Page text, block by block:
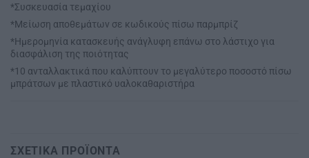
*Συσκευασία τεμαχίου
*Μείωση αποθεμάτων σε κωδικούς πίσω παρμπρίζ
*Ημερομηνία κατασκευής ανάγλυφη επάνω στο λάστιχο για
διασφάλιση της ποιότητας
*10 ανταλλακτικά που καλύπτουν το μεγαλύτερο ποσοστό πίσω
μπράτσων με πλαστικό υαλοκαθαριστήρα
ΣΧΕΤΙΚΆ ΠΡΟΪΌΝΤΑ